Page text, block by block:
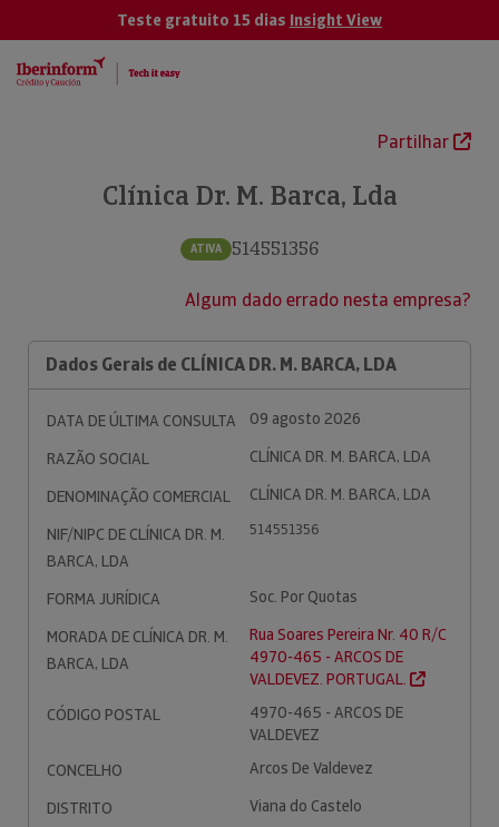
Teste gratuito 15 dias Insight View
Partilhar
Clínica Dr. M. Barca, Lda
ATIVA 514551356
Algum dado errado nesta empresa?
Dados Gerais de CLÍNICA DR. M. BARCA, LDA
DATA DE ÚLTIMA CONSULTA
09 agosto 2026
RAZÃO SOCIAL
CLÍNICA DR. M. BARCA, LDA
DENOMINAÇÃO COMERCIAL
CLÍNICA DR. M. BARCA, LDA
NIF/NIPC DE CLÍNICA DR. M.
BARCA, LDA
514551356
FORMA JURÍDICA
Soc. Por Quotas
MORADA DE CLÍNICA DR. M.
BARCA, LDA
Rua Soares Pereira Nr. 40 R/C
4970-465 - ARCOS DE
VALDEVEZ. PORTUGAL.
CÓDIGO POSTAL
4970-465 - ARCOS DE
VALDEVEZ
CONCELHO
Arcos De Valdevez
DISTRITO
Viana do Castelo